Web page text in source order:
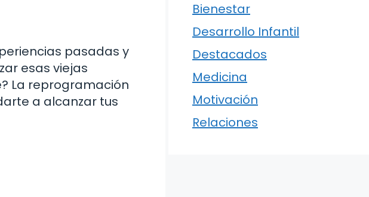
pasadas y
esas viejas
La reprogramación
a alcanzar tus
Bienestar
Desarrollo Infantil
Destacados
Medicina
Motivación
Relaciones